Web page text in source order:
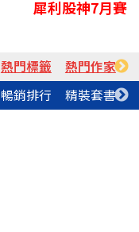
犀利股神7月賽
熱門標籤 熱門作家
暢銷排行 精裝套書